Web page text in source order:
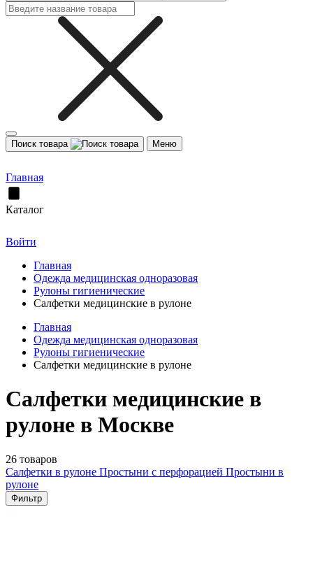
Поиск товара Меню
Главная
Каталог
Войти
Главная
Одежда медицинская одноразовая
Рулоны гигиенические
Салфетки медицинские в рулоне
Главная
Одежда медицинская одноразовая
Рулоны гигиенические
Салфетки медицинские в рулоне
Салфетки медицинские в
рулоне в Москве
26 товаров
Салфетки в рулоне Простыни с перфорацией Простыни в
рулоне
Фильтр